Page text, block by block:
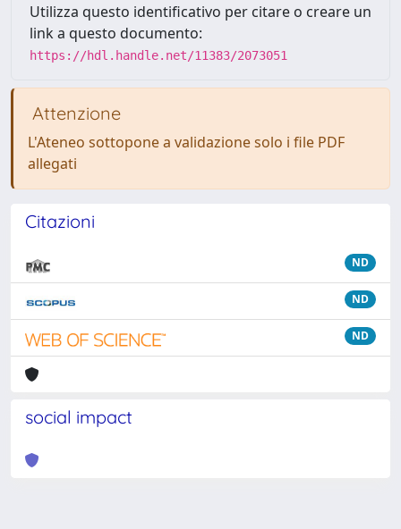
Utilizza questo identificativo per citare o creare un
link a questo documento:
https://hdl.handle.net/11383/2073051
Attenzione
L'Ateneo sottopone a validazione solo i file PDF
allegati
Citazioni
ND
ND
ND
social impact